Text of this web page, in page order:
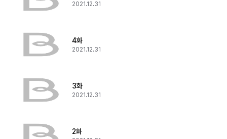
2021.12.31
4화
2021.12.31
3화
2021.12.31
2화